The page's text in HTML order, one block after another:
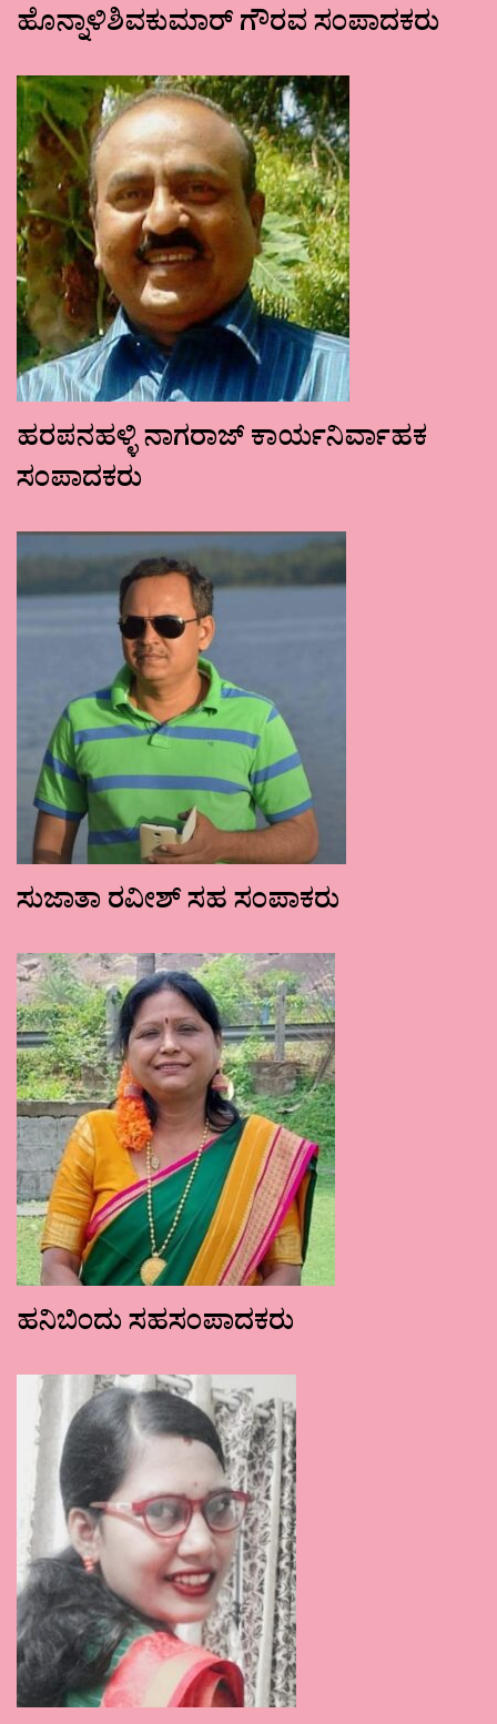
ಹೊನ್ನಾಳಿಶಿವಕುಮಾರ್ ಗೌರವ ಸಂಪಾದಕರು
ಹರಪನಹಳ್ಳಿ ನಾಗರಾಜ್ ಕಾರ್ಯನಿರ್ವಾಹಕ
ಸಂಪಾದಕರು
ಸುಜಾತಾ ರವೀಶ್ ಸಹ ಸಂಪಾಕರು
ಹನಿಬಿಂದು ಸಹಸಂಪಾದಕರು